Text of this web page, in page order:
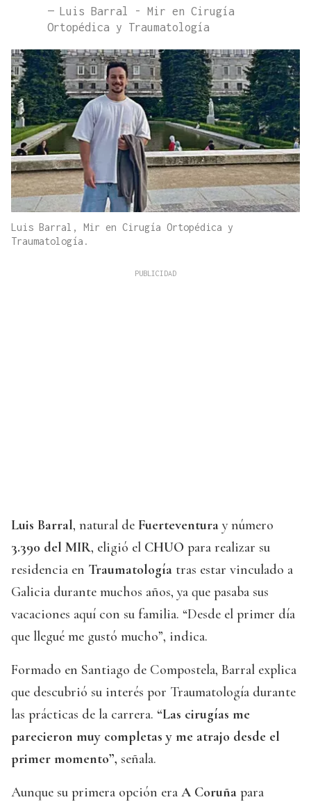
— Luis Barral - Mir en Cirugía
Ortopédica y Traumatología
Luis Barral, Mir en Cirugía Ortopédica y
Traumatología.
Luis Barral, natural de Fuerteventura y número
3.390 del MIR, eligió el CHUO para realizar su
residencia en Traumatología tras estar vinculado a
Galicia durante muchos años, ya que pasaba sus
vacaciones aquí con su familia. “Desde el primer día
que llegué me gustó mucho”, indica.
Formado en Santiago de Compostela, Barral explica
que descubrió su interés por Traumatología durante
las prácticas de la carrera. “Las cirugías me
parecieron muy completas y me atrajo desde el
primer momento”, señala.
Aunque su primera opción era A Coruña para